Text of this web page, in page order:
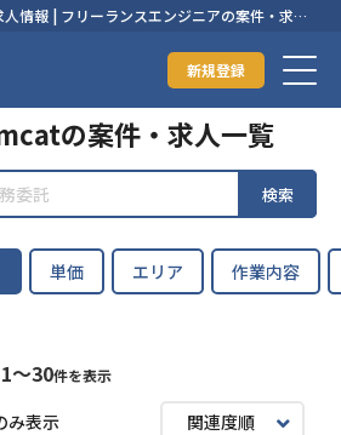
情報 | フリーランスエンジニアの案件・求人
新規登録
の案件・求人一覧
検索
単価 エリア 作業内容
1〜30件を表示
み表示 関連度順